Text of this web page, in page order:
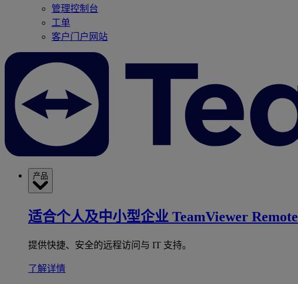
管理控制台
工单
客户门户网站
产品
适合个人及中小型企业 TeamViewer Remote
提供快捷、安全的远程访问与 IT 支持。
了解详情